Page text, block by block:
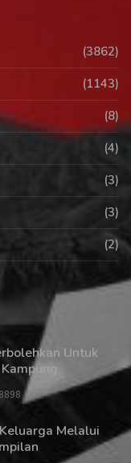
(3862)
(1143)
(8)
(4)
(3)
(3)
(2)
Untuk
Melalui